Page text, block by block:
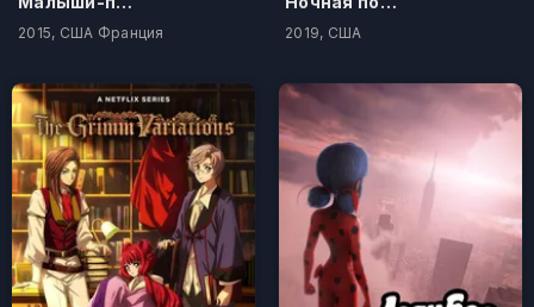
2015, США Франция 2019, США